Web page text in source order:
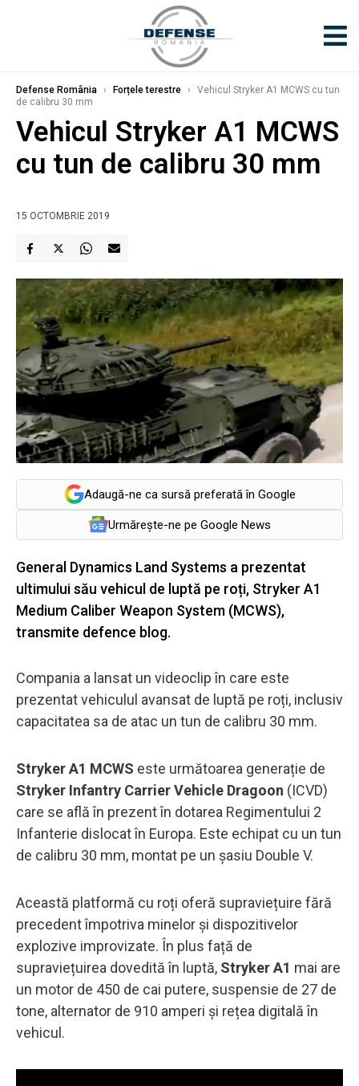
Defense România › Forțele terestre ›
Vehicul Stryker A1 MCWS cu tun
de calibru 30 mm
Vehicul Stryker A1 MCWS
cu tun de calibru 30 mm
15 OCTOMBRIE 2019
Adaugă-ne ca sursă preferată în Google
Urmărește-ne pe Google News
General Dynamics Land Systems a prezentat
ultimului său vehicul de luptă pe roți, Stryker A1
Medium Caliber Weapon System (MCWS),
transmite defence blog.
Compania a lansat un videoclip în care este
prezentat vehiculul avansat de luptă pe roți, inclusiv
capacitatea sa de atac un tun de calibru 30 mm.
Stryker A1 MCWS este următoarea generație de
Stryker Infantry Carrier Vehicle Dragoon (ICVD)
care se află în prezent în dotarea Regimentului 2
Infanterie dislocat în Europa. Este echipat cu un tun
de calibru 30 mm, montat pe un șasiu Double V.
Această platformă cu roți oferă supraviețuire fără
precedent împotriva minelor și dispozitivelor
explozive improvizate. În plus față de
supraviețuirea dovedită în luptă, Stryker A1 mai are
un motor de 450 de cai putere, suspensie de 27 de
tone, alternator de 910 amperi și rețea digitală în
vehicul.